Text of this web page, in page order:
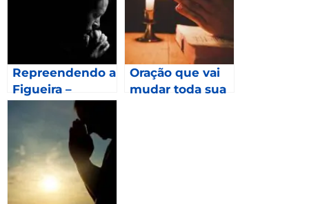
Repreendendo a
Figueira –
Mateus 21.19
Oração que vai
mudar toda sua